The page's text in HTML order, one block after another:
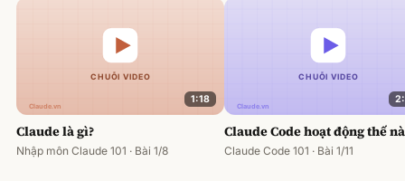
1:18
Claude là gì?
Nhập môn Claude 101 · Bài 1/8
Claude Code hoạt động thế
Claude Code 101 · Bài 1/11